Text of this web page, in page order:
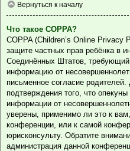
Вернуться к началу
Что такое COPPA?
COPPA (Children’s Online Privacy
защите частных прав ребёнка в
Соединённых Штатов, требующий
информацию от
письменное согласие
подтверждения того, что
информации от
уверены, применимо ли это к
конференции, или к самой
юрисконсульту. Обратите
администрация данной